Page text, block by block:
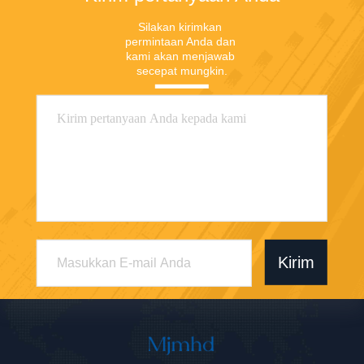
untuk Kamar Tidur danSilakan kirimkan
permintaan Anda dan
kami akan menjawab
secepat mungkin.
Kirim